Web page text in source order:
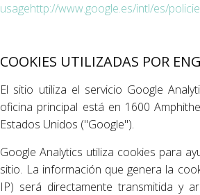
usagehttp://www.google.es/intl/es/
COOKIES UTILIZADAS POR
El sitio utiliza el servicio Google
oficina principal está en 1600
Estados Unidos ("Google").
Google Analytics utiliza cookies para
sitio. La información que genera la
IP) será directamente transmitida y